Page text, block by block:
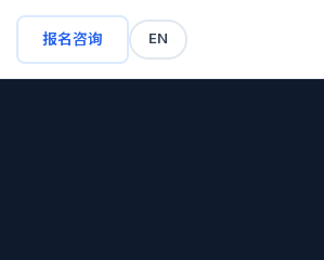
报名咨询 EN